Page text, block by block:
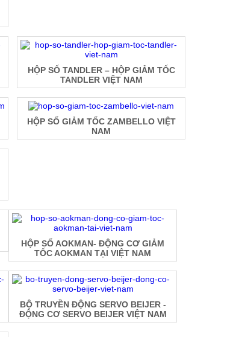
HỘP SỐ TANDLER – HỘP GIẢM TỐC
TANDLER VIỆT NAM
HỘP SỐ GIẢM TỐC ZAMBELLO VIỆT
NAM
HỘP SỐ AOKMAN- ĐỘNG CƠ GIẢM
TỐC AOKMAN TẠI VIỆT NAM
BỘ TRUYỀN ĐỘNG SERVO BEIJER -
ĐỘNG CƠ SERVO BEIJER VIỆT NAM